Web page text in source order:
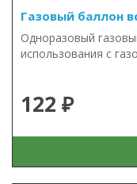
Газовый баллон
Одноразовый
использования с
122 ₽